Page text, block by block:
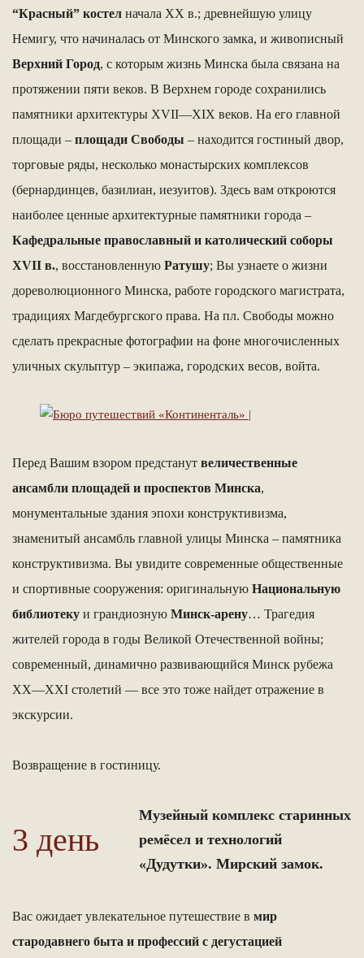
“Красный” костел начала ХХ в.; древнейшую улицу
Немигу, что начиналась от Минского замка, и живописный
Верхний Город, с которым жизнь Минска была связана на
протяжении пяти веков. В Верхнем городе сохранились
памятники архитектуры XVII—XIX веков. На его главной
площади – площади Свободы – находится гостиный двор,
торговые ряды, несколько монастырских комплексов
(бернардинцев, базилиан, иезуитов). Здесь вам откроются
наиболее ценные архитектурные памятники города –
Кафедральные православный и католический соборы
ХVII в., восстановленную Ратушу; Вы узнаете о жизни
дореволюционного Минска, работе городского магистрата,
традициях Магдебургского права. На пл. Свободы можно
сделать прекрасные фотографии на фоне многочисленных
уличных скульптур – экипажа, городских весов, войта.
Перед Вашим взором предстанут величественные
ансамбли площадей и проспектов Минска,
монументальные здания эпохи конструктивизма,
знаменитый ансамбль главной улицы Минска – памятника
конструктивизма. Вы увидите современные общественные
и спортивные сооружения: оригинальную Национальную
библиотеку и грандиозную Минск-арену… Трагедия
жителей города в годы Великой Отечественной войны;
современный, динамично развивающийся Минск рубежа
ХХ—ХХI столетий — все это тоже найдет отражение в
экскурсии.
Возвращение в гостиницу.
3 день
Музейный комплекс старинных
ремёсел и технологий
«Дудутки». Мирский замок.
Вас ожидает увлекательное путешествие в мир
стародавнего быта и профессий с дегустацией